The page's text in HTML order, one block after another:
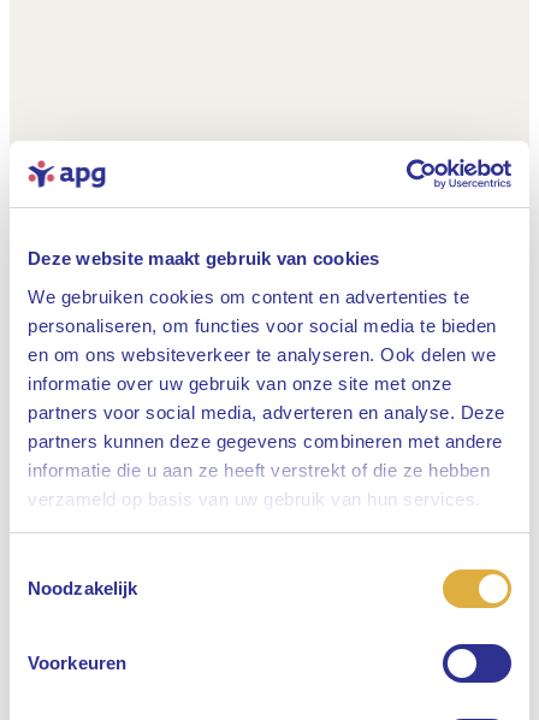
Deze website maakt gebruik van cookies
We gebruiken cookies om content en advertenties te
personaliseren, om functies voor social media te bieden
en om ons websiteverkeer te analyseren. Ook delen we
informatie over uw gebruik van onze site met onze
partners voor social media, adverteren en analyse. Deze
partners kunnen deze gegevens combineren met andere
informatie die u aan ze heeft verstrekt of die ze hebben
verzameld op basis van uw gebruik van hun services.
Noodzakelijk
Voorkeuren
Sluiten